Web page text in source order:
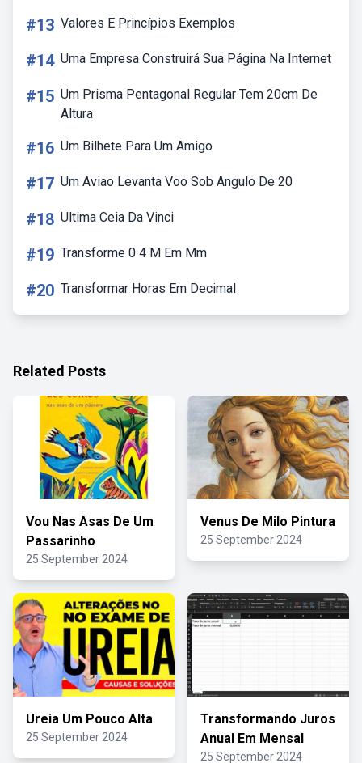
#13 Valores E Princípios Exemplos
#14 Uma Empresa Construirá Sua Página Na Internet
#15 Um Prisma Pentagonal Regular Tem 20cm De
Altura
#16 Um Bilhete Para Um Amigo
#17 Um Aviao Levanta Voo Sob Angulo De 20
#18 Ultima Ceia Da Vinci
#19 Transforme 0 4 M Em Mm
#20 Transformar Horas Em Decimal
Related Posts
Vou Nas Asas De Um
Passarinho
25 September 2024
Venus De Milo Pintura
25 September 2024
Ureia Um Pouco Alta
25 September 2024
Transformando Juros
Anual Em Mensal
25 September 2024